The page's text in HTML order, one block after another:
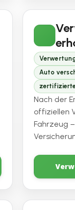
Auto
Nach der
offiziellen
Fahrzeug